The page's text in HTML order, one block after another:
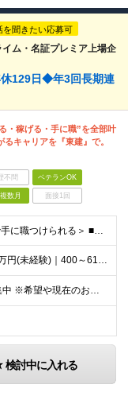
を聞きたい応募可
ム・名証プレミア上場企
129日◆年3回長期連
・稼げる・手に職”を全部叶
るキャリアを『東建』で。
不問 ベテランOK
数月 面接1回
＜未経験OK！大手企業で手に職つけられる＞ ■高卒以上 ■普通自動車免許をお持ちの方 ◎20代～50代まで幅広い年代層の転職実績あり
★1年目年収：350～450万円(未経験)｜400～610万円(経験者) ★ゆくゆく年収700万～900万円も可能。昇給率に自信あり！ ★賞与約5ヶ月分支給 【未経験】 月給21万1,400円～24
■全国各地の事業所で募集中 ※希望や現在のお住まいを考慮！面接時に希望の勤務地をお聞かせください ※現場への直行、自宅への直帰可能です ※Uターン・Iターンも歓迎します ■本社所在地 愛知県名古屋市
検討中に入れる